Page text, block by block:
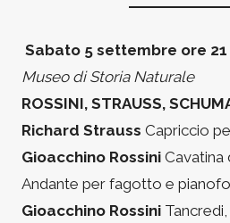
Sabato 5 settembre ore 21
Museo di Storia Naturale
ROSSINI, STRAUSS,
Richard Strauss Capriccio
Gioacchino Rossini Cavatina
Andante per fagotto e
Gioacchino Rossini